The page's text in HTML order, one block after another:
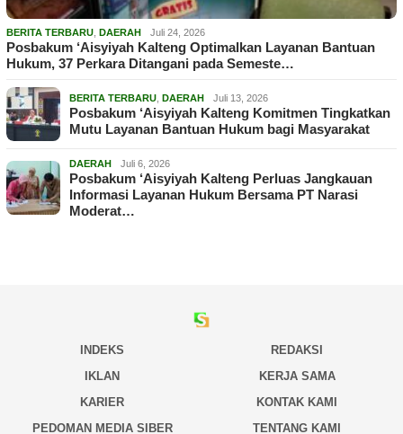
BERITA TERBARU DAERAH Juli 24, 2026
Posbakum ‘Aisyiyah Kalteng Optimalkan Layanan Bantuan
Hukum, 37 Perkara Ditangani pada Semeste…
BERITA TERBARU DAERAH Juli 13, 2026
Posbakum ‘Aisyiyah Kalteng Komitmen Tingkatkan
Mutu Layanan Bantuan Hukum bagi Masyarakat
DAERAH Juli 6, 2026
Posbakum ‘Aisyiyah Kalteng Perluas Jangkauan
Informasi Layanan Hukum Bersama PT Narasi
Moderat…
INDEKS
REDAKSI
IKLAN
KERJA SAMA
KARIER
KONTAK KAMI
PEDOMAN MEDIA SIBER
TENTANG KAMI